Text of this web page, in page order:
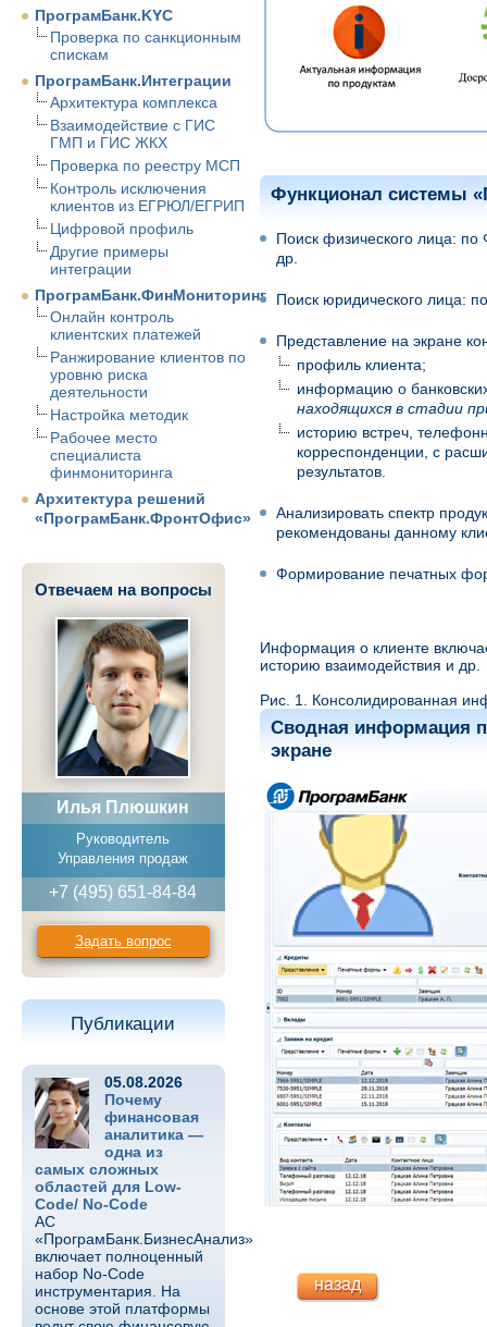
ПрограмБанк.KYC
Проверка по санкционным
спискам
ПрограмБанк.Интеграции
Архитектура комплекса
Взаимодействие с ГИС
ГМП и ГИС ЖКХ
Проверка по реестру МСП
Контроль исключения
клиентов из ЕГРЮЛ/ЕГРИП
Цифровой профиль
Другие примеры
интеграции
ПрограмБанк.ФинМониторинг
Онлайн контроль
клиентских платежей
Ранжирование клиентов по
уровню риска
деятельности
Настройка методик
Рабочее место
специалиста
финмониторинга
Архитектура решений
«ПрограмБанк.ФронтОфис»
Отвечаем на вопросы
Илья Плюшкин
Руководитель
Управления продаж
+7 (495) 651-84-84
Задать вопрос
Публикации
05.08.2026
Почему
финансовая
аналитика —
одна из
самых сложных
областей для Low-
Code/ No-Code
АС
«ПрограмБанк.БизнесАнализ»
включает полноценный
набор No-Code
инструментария. На
основе этой платформы
Функционал системы
Поиск физического лица:
др.
Поиск юридического лица:
Представление на экране
профиль клиента;
информацию о
находящихся в стадии
историю встреч,
корреспонденции, с
результатов.
Анализировать спектр
рекомендованы данному
Формирование печатных
Информация о клиенте
историю взаимодействия и др.
Рис. 1. Консолидированная
Сводная информация
экране
назад